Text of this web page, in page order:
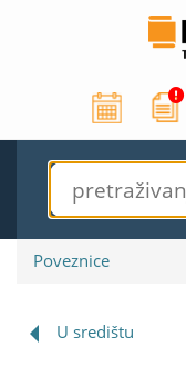
Poveznice
U središtu